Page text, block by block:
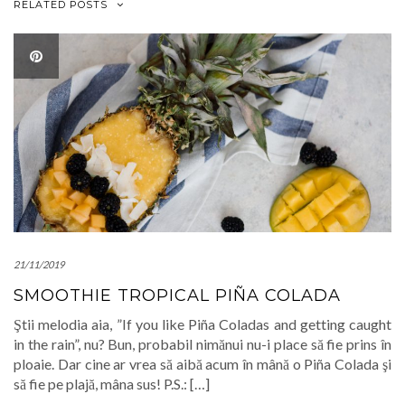
RELATED POSTS
21/11/2019
SMOOTHIE TROPICAL PIÑA COLADA
Ştii melodia aia, ”If you like Piña Coladas and getting caught
in the rain”, nu? Bun, probabil nimănui nu-i place să fie prins în
ploaie. Dar cine ar vrea să aibă acum în mână o Piña Colada şi
să fie pe plajă, mâna sus! P.S.: […]